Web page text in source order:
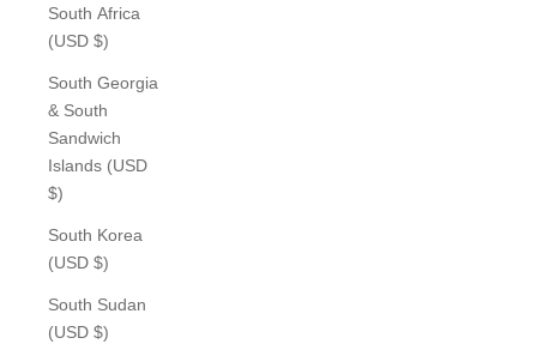
South Africa
(USD $)
South Georgia
& South
Sandwich
Islands (USD
$)
South Korea
(USD $)
South Sudan
(USD $)